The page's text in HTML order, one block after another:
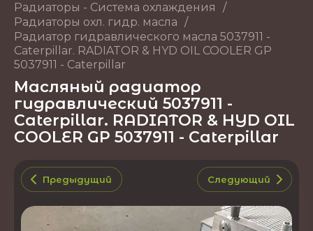
Радиаторы - Система охлаждения
/
Радиаторы охл. гидр. масла /
Радиатор гидравлического масла 5037911 -
Caterpillar. RADIATOR & HYD OIL COOLER GP
5037911 - Caterpillar
Масляный радиатор
гидравлический 5037911 -
Caterpillar. RADIATOR & HYD OIL
COOLER GP 5037911 - Caterpillar
Предыдущий Следующий